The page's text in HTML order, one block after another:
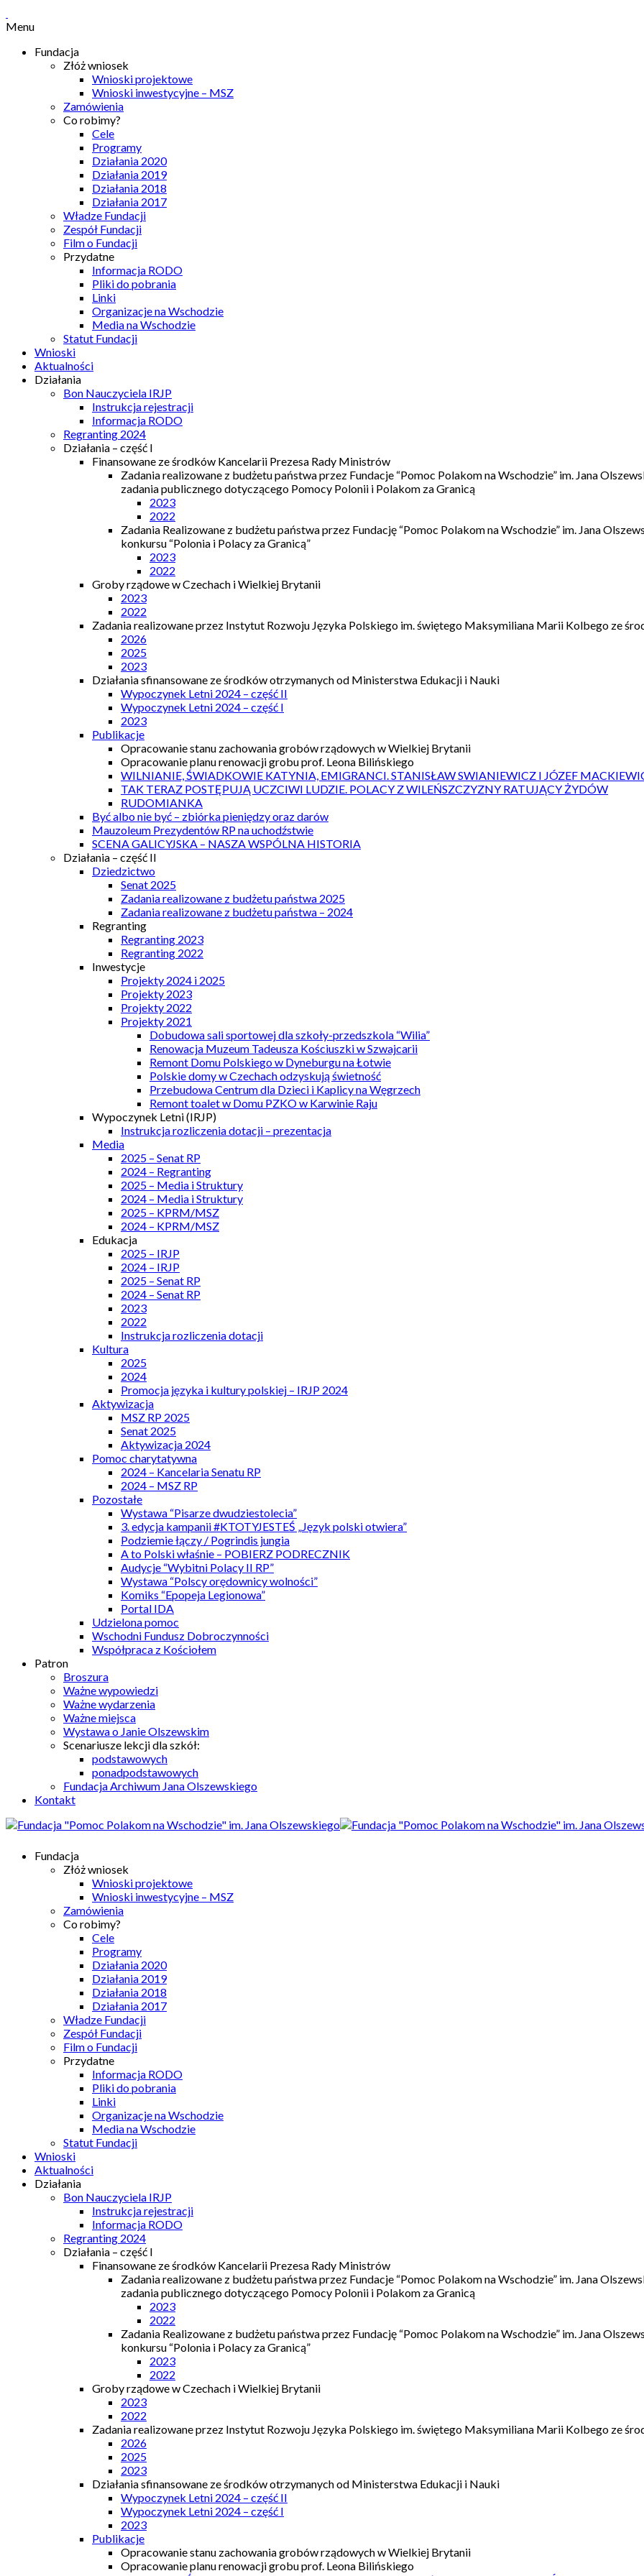
Menu
Fundacja
Złóż wniosek
Wnioski projektowe
Wnioski inwestycyjne – MSZ
Zamówienia
Co robimy?
Cele
Programy
Działania 2020
Działania 2019
Działania 2018
Działania 2017
Władze Fundacji
Zespół Fundacji
Film o Fundacji
Przydatne
Informacja RODO
Pliki do pobrania
Linki
Organizacje na Wschodzie
Media na Wschodzie
Statut Fundacji
Wnioski
Aktualności
Działania
Bon Nauczyciela IRJP
Instrukcja rejestracji
Informacja RODO
Regranting 2024
Działania – część I
Finansowane ze środków Kancelarii Prezesa Rady Ministrów
Zadania realizowane z budżetu państwa przez Fundacje “Pomoc Polakom na Wschodzie” im. Jana
zadania publicznego dotyczącego Pomocy Polonii i Polakom za Granicą
2023
2022
Zadania Realizowane z budżetu państwa przez Fundację “Pomoc Polakom na Wschodzie” im. Jana
konkursu “Polonia i Polacy za Granicą”
2023
2022
Groby rządowe w Czechach i Wielkiej Brytanii
2023
2022
Zadania realizowane przez Instytut Rozwoju Języka Polskiego im. świętego Maksymiliana Marii Kolbego ze
2026
2025
2023
Działania sfinansowane ze środków otrzymanych od Ministerstwa Edukacji i Nauki
Wypoczynek Letni 2024 – część II
Wypoczynek Letni 2024 – część I
2023
Publikacje
Opracowanie stanu zachowania grobów rządowych w Wielkiej Brytanii
Opracowanie planu renowacji grobu prof. Leona Bilińskiego
WILNIANIE, ŚWIADKOWIE KATYNIA, EMIGRANCI. STANISŁAW SWIANIEWICZ I JÓZEF
TAK TERAZ POSTĘPUJĄ UCZCIWI LUDZIE. POLACY Z WILEŃSZCZYZNY RATUJĄCY ŻYDÓW
RUDOMIANKA
Być albo nie być – zbiórka pieniędzy oraz darów
Mauzoleum Prezydentów RP na uchodźstwie
SCENA GALICYJSKA – NASZA WSPÓLNA HISTORIA
Działania – część II
Dziedzictwo
Senat 2025
Zadania realizowane z budżetu państwa 2025
Zadania realizowane z budżetu państwa – 2024
Regranting
Regranting 2023
Regranting 2022
Inwestycje
Projekty 2024 i 2025
Projekty 2023
Projekty 2022
Projekty 2021
Dobudowa sali sportowej dla szkoły-przedszkola “Wilia”
Renowacja Muzeum Tadeusza Kościuszki w Szwajcarii
Remont Domu Polskiego w Dyneburgu na Łotwie
Polskie domy w Czechach odzyskują świetność
Przebudowa Centrum dla Dzieci i Kaplicy na Węgrzech
Remont toalet w Domu PZKO w Karwinie Raju
Wypoczynek Letni (IRJP)
Instrukcja rozliczenia dotacji – prezentacja
Media
2025 – Senat RP
2024 – Regranting
2025 – Media i Struktury
2024 – Media i Struktury
2025 – KPRM/MSZ
2024 – KPRM/MSZ
Edukacja
2025 – IRJP
2024 – IRJP
2025 – Senat RP
2024 – Senat RP
2023
2022
Instrukcja rozliczenia dotacji
Kultura
2025
2024
Promocja języka i kultury polskiej – IRJP 2024
Aktywizacja
MSZ RP 2025
Senat 2025
Aktywizacja 2024
Pomoc charytatywna
2024 – Kancelaria Senatu RP
2024 – MSZ RP
Pozostałe
Wystawa “Pisarze dwudziestolecia”
3. edycja kampanii #KTOTYJESTEŚ „Język polski otwiera”
Podziemie łączy / Pogrindis jungia
A to Polski właśnie – POBIERZ PODRECZNIK
Audycje “Wybitni Polacy II RP”
Wystawa “Polscy orędownicy wolności”
Komiks “Epopeja Legionowa”
Portal IDA
Udzielona pomoc
Wschodni Fundusz Dobroczynności
Współpraca z Kościołem
Patron
Broszura
Ważne wypowiedzi
Ważne wydarzenia
Ważne miejsca
Wystawa o Janie Olszewskim
Scenariusze lekcji dla szkół:
podstawowych
ponadpodstawowych
Fundacja Archiwum Jana Olszewskiego
Kontakt
Fundacja
Złóż wniosek
Wnioski projektowe
Wnioski inwestycyjne – MSZ
Zamówienia
Co robimy?
Cele
Programy
Działania 2020
Działania 2019
Działania 2018
Działania 2017
Władze Fundacji
Zespół Fundacji
Film o Fundacji
Przydatne
Informacja RODO
Pliki do pobrania
Linki
Organizacje na Wschodzie
Media na Wschodzie
Statut Fundacji
Wnioski
Aktualności
Działania
Bon Nauczyciela IRJP
Instrukcja rejestracji
Informacja RODO
Regranting 2024
Działania – część I
Finansowane ze środków Kancelarii Prezesa Rady Ministrów
Zadania realizowane z budżetu państwa przez Fundacje “Pomoc Polakom na Wschodzie” im. Jana
zadania publicznego dotyczącego Pomocy Polonii i Polakom za Granicą
2023
2022
Zadania Realizowane z budżetu państwa przez Fundację “Pomoc Polakom na Wschodzie” im. Jana
konkursu “Polonia i Polacy za Granicą”
2023
2022
Groby rządowe w Czechach i Wielkiej Brytanii
2023
2022
Zadania realizowane przez Instytut Rozwoju Języka Polskiego im. świętego Maksymiliana Marii Kolbego ze
2026
2025
2023
Działania sfinansowane ze środków otrzymanych od Ministerstwa Edukacji i Nauki
Wypoczynek Letni 2024 – część II
Wypoczynek Letni 2024 – część I
2023
Publikacje
Opracowanie stanu zachowania grobów rządowych w Wielkiej Brytanii
Opracowanie planu renowacji grobu prof. Leona Bilińskiego